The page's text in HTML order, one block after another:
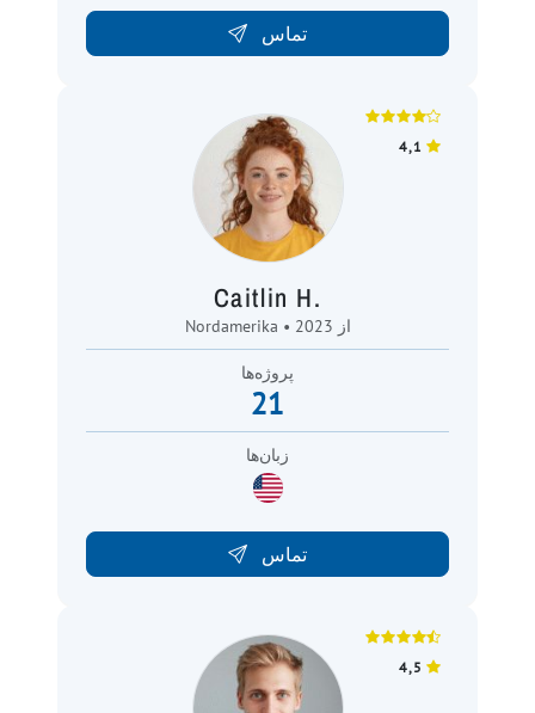
تماس
4,1
Caitlin H.
Nordamerika • از 2023
پروژه‌ها
21
زبان‌ها
تماس
4,5